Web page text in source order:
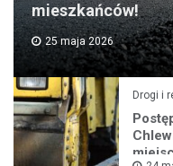
mieszkańców!
25 maja 2026
Drogi i